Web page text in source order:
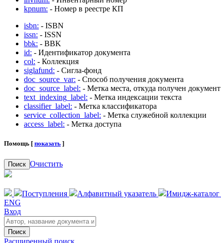
kpnum: - Номер в реестре КП
isbn: - ISBN
issn: - ISSN
bbk: - BBK
id: - Идентификатор документа
col: - Коллекция
siglafund: - Сигла-фонд
doc_source_var: - Способ получения документа
doc_source_label: - Метка места, откуда получен документ
text_indexing_label: - Метка индексации текста
classifier_label: - Метка классификатора
service_collection_label: - Метка служебной коллекции
access_label: - Метка доступа
Помощь [ показать ]
Поиск Очистить
Поступления Алфавитный указатель Имидж-каталог
ENG
Вход
Поиск
Расширенный поиск